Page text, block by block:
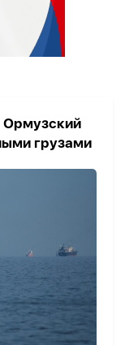
грузами